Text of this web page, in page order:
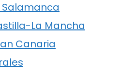
Salamanca
La Mancha
Canaria